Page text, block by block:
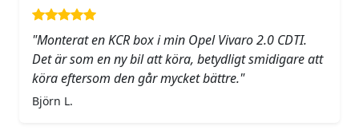
"Monterat en KCR box i min Opel Vivaro 2.0 CDTI.
Det är som en ny bil att köra, betydligt smidigare att
köra eftersom den går mycket bättre."
Björn L.